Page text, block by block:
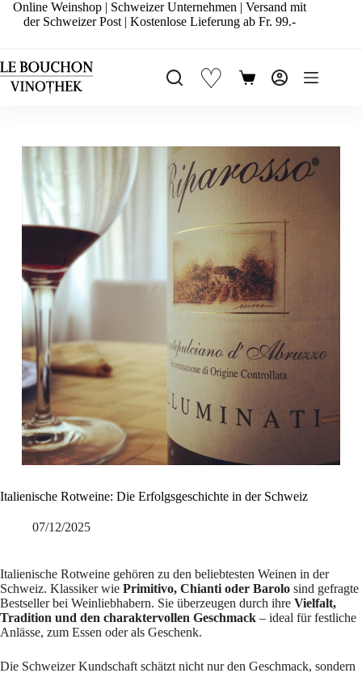
Zum
Inhalt
Online Weinshop | Schweizer Unternehmen | Versand mit
der Schweizer Post | Kostenlose Lieferung ab Fr. 99.-
♡ Warenkorb
Italienische Rotweine: Die Erfolgsgeschichte in der Schweiz
07/12/2025
Italienische Rotweine gehören zu den beliebtesten Weinen in der
Schweiz. Klassiker wie Primitivo, Chianti oder Barolo sind gefragte
Bestseller bei Weinliebhabern. Sie überzeugen durch ihre Vielfalt,
Tradition und den charaktervollen Geschmack – ideal für festliche
Anlässe, zum Essen oder als Geschenk.
Die Schweizer Kundschaft schätzt nicht nur den Geschmack, sondern